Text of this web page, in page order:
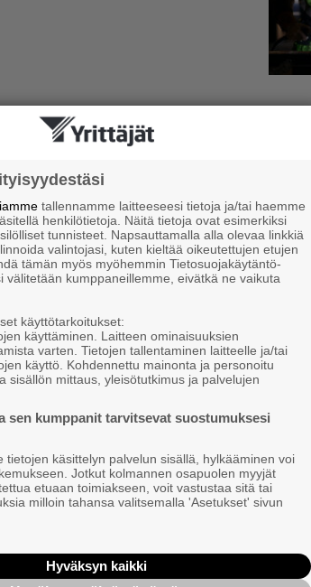
ja paikallista
puolesta.
Suomen Yrittäjät
PL 999, 00101
Puhelin 09 229 221
Tietosuojaseloste
Evästeasetukset
Keskusjärjestön
Suomen Yrittäjien
Ilmoituskanavan
tallennamme laitteeseesi tietoja ja/tai haemme
henkilötietoja. Näitä tietoja ovat esimerkiksi
tunnisteet. Napsauttamalla alla olevaa linkkiä
valintojasi, kuten kieltää oikeutettujen etujen
tämän myös myöhemmin Tietosuojakäytäntö-
välitetään kumppaneillemme, eivätkä ne vaikuta
käyttötarkoitukset:
käyttäminen. Laitteen ominaisuuksien
varten. Tietojen tallentaminen laitteelle ja/tai
käyttö. Kohdennettu mainonta ja personoitu
sisällön mittaus, yleisötutkimus ja palvelujen
sen kumppanit tarvitsevat suostumuksesi
tietojen käsittelyn palvelun sisällä, hylkääminen voi
Jotkut kolmannen osapuolen myyjät
etuaan toimiakseen, voit vastustaa sitä tai
milloin tahansa valitsemalla 'Asetukset' sivun
Hyväksyn kaikki